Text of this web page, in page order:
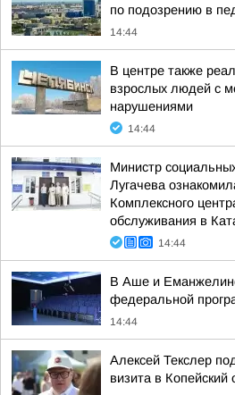
по подозрению в
14:44
В центре также
взрослых людей с
нарушениями
14:44
Министр
Лугачева
Комплексного
обслуживания в
14:44
В Аше и
федеральной
14:44
Алексей Текслер
визита в Копейский